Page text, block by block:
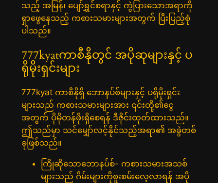
သည့် အမြန်၊ ပျော်ရွှင်စရာနှင့် ကွဲပြားသောအရာကို
ရှာဖွေနေသည့် ကစားသမားများအတွက် ပြီးပြည့်စုံ
ပါသည်။
777kyatကာစီနိုတွင် အပိုဆုများနှင့် ပ
ရိုမိုးရှင်းများ
777kyat ကာစီနိုရှိ ဘောနပ်စ်များနှင့် ပရိုမိုးရှင်း
များသည် ကစားသမားများအား ၎င်းတို့၏ငွေ
အတွက် ပိုမိုတန်ဖိုးရှိစေရန် ဒီဇိုင်းထုတ်ထားသည်။
ဤသည်မှာ သင်မျှော်လင့်နိုင်သည့်အရာ၏ အခွဲတစ်
ခုဖြစ်သည်။
ကြိုဆိုသောဘောနပ်စ်- ကစားသမားအသစ်
များသည် ဂိမ်းများကိုစူးစမ်းလေ့လာရန် အပို